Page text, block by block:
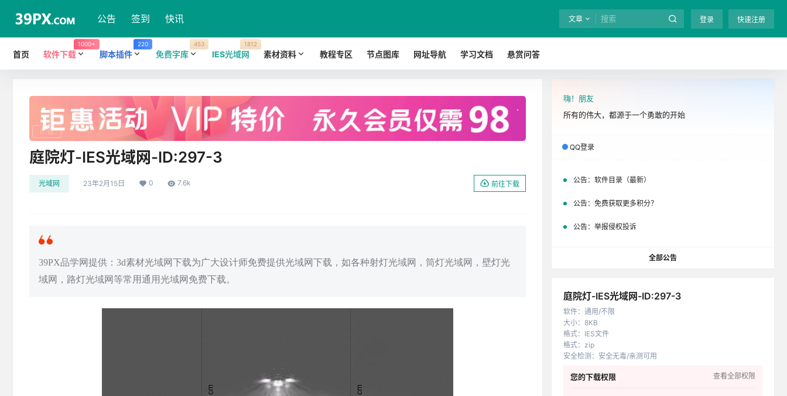
公告 签到 快讯 文章 登录 快速注册
首页 软件下载
1000+
脚本插件
220
免费字库
453
IES光域网
1812
素材资料 教程专区 节点图库 网址导航 学习文档 悬赏问答
. 全站终身免费下载！ 立即开通
广告
庭院灯-IES光域网-ID:297-3
光域网 23年2月15日 0 7.6k 前往下载
39PX品学网提供：3d素材光域网下载为广大设计师免费提供光域网下载，如各种射灯光域网，筒灯光域网，壁灯光
域网，路灯光域网等常用通用光域网免费下载。
嗨！朋友
所有的伟大，都源于一个勇敢的开始
QQ登录
公告： 软件目录（最新）
公告： 免费获取更多积分？
公告： 举报侵权投诉
全部公告
庭院灯-IES光域网-ID:297-3
软件： 通用/不限
大小： 8KB
格式： IES文件
格式： zip
安全检测 ： 安全无毒/亲测可用
您的下载权限 查看全部权限